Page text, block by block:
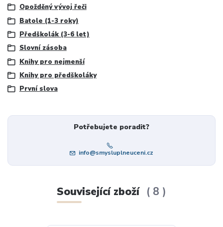
Opožděný vývoj řeči
Batole (1-3 roky)
Předškolák (3-6 let)
Slovní zásoba
Knihy pro nejmenší
Knihy pro předškoláky
První slova
Potřebujete poradit?
info@smysluplneuceni.cz
Související zboží 8